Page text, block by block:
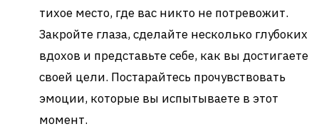
тихое место, где вас никто не потревожит.
Закройте глаза, сделайте несколько глубоких
вдохов и представьте себе, как вы достигаете
своей цели. Постарайтесь прочувствовать
эмоции, которые вы испытываете в этот
момент.